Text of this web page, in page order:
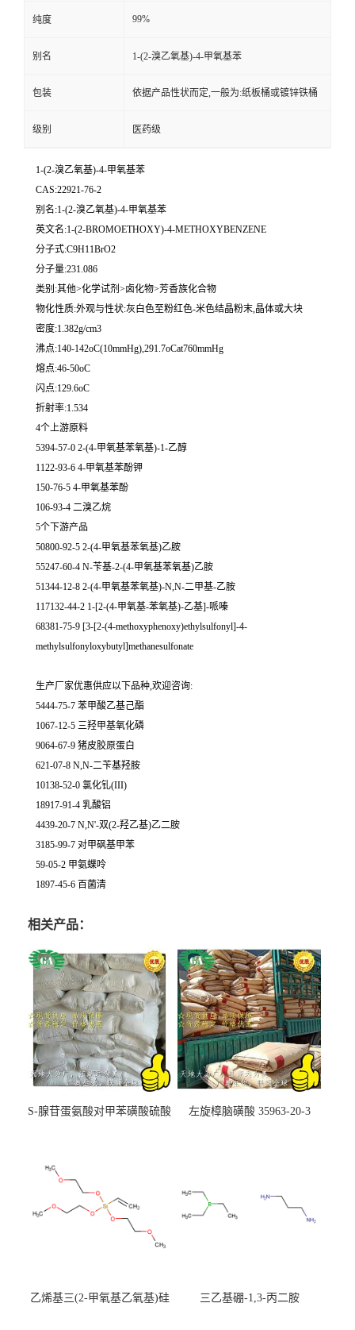
纯度 99%
别名 1-(2-溴乙氧基)-4-甲氧基苯
包装 依据产品性状而定,一般为:纸板桶或镀锌铁桶
级别 医药级
1-(2-溴乙氧基)-4-甲氧基苯
CAS:22921-76-2
别名:1-(2-溴乙氧基)-4-甲氧基苯
英文名:1-(2-BROMOETHOXY)-4-METHOXYBENZENE
分子式:C9H11BrO2
分子量:231.086
类别:其他>化学试剂>卤化物>芳香族化合物
物化性质:外观与性状:灰白色至粉红色-米色结晶粉末,晶体或大块
密度:1.382g/cm3
沸点:140-142oC(10mmHg),291.7oCat760mmHg
熔点:46-50oC
闪点:129.6oC
折射率:1.534
4个上游原料
5394-57-0 2-(4-甲氧基苯氧基)-1-乙醇
1122-93-6 4-甲氧基苯酚钾
150-76-5 4-甲氧基苯酚
106-93-4 二溴乙烷
5个下游产品
50800-92-5 2-(4-甲氧基苯氧基)乙胺
55247-60-4 N-苄基-2-(4-甲氧基苯氧基)乙胺
51344-12-8 2-(4-甲氧基苯氧基)-N,N-二甲基-乙胺
117132-44-2 1-[2-(4-甲氧基-苯氧基)-乙基]-哌嗪
68381-75-9 [3-[2-(4-methoxyphenoxy)ethylsulfonyl]-4-
methylsulfonyloxybutyl]methanesulfonate
生产厂家优惠供应以下品种,欢迎咨询:
5444-75-7 苯甲酸乙基己酯
1067-12-5 三羟甲基氧化磷
9064-67-9 猪皮胶原蛋白
621-07-8 N,N-二苄基羟胺
10138-52-0 氯化钆(III)
18917-91-4 乳酸铝
4439-20-7 N,N'-双(2-羟乙基)乙二胺
3185-99-7 对甲砜基甲苯
59-05-2 甲氨蝶呤
1897-45-6 百菌清
相关产品：
S-腺苷蛋氨酸对甲苯磺酸硫酸
左旋樟脑磺酸 35963-20-3
乙烯基三(2-甲氧基乙氧基)硅
三乙基硼-1,3-丙二胺